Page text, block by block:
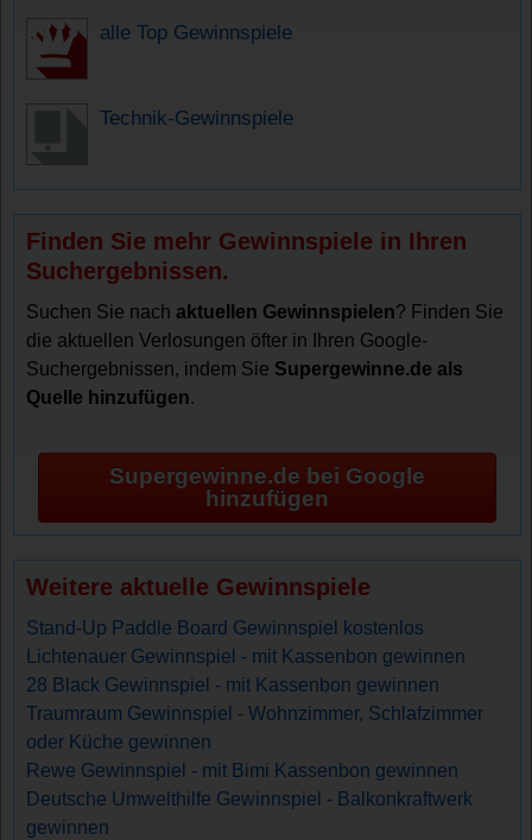
alle Top Gewinnspiele
Technik-Gewinnspiele
Finden Sie mehr Gewinnspiele in Ihren
Suchergebnissen.
Suchen Sie nachaktuellen Gewinnspielen? Finden Sie
die aktuellen Verlosungen öfter in Ihren Google-
Suchergebnissen, indem Sie Supergewinne.de als
Quelle hinzufügen.
Supergewinne.de bei Google
hinzufügen
Weitere aktuelle Gewinnspiele
Stand-Up Paddle Board Gewinnspiel kostenlos
Lichtenauer Gewinnspiel - mit Kassenbon gewinnen
28 Black Gewinnspiel - mit Kassenbon gewinnen
Traumraum Gewinnspiel - Wohnzimmer, Schlafzimmer
oder Küche gewinnen
Rewe Gewinnspiel - mit Bimi Kassenbon gewinnen
Deutsche Umwelthilfe Gewinnspiel - Balkonkraftwerk
gewinnen